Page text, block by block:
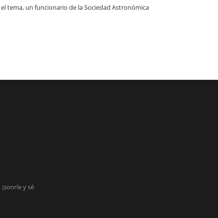
tema, un funcionario de la Sociedad Astronómica
y sé